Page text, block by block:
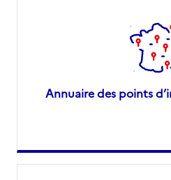
Annuaire des points